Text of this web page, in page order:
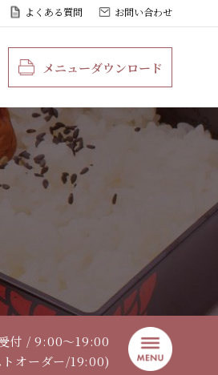
よくある質問 お問い合わせ
メニューダウンロード
付 / 9:00〜19:00
オーダー/19:00)